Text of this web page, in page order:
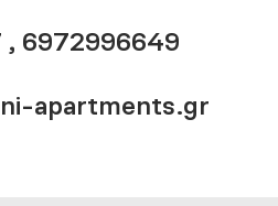
, 6972996649
apartments.gr